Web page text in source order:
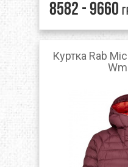
8582 - 9660
Куртка Rab